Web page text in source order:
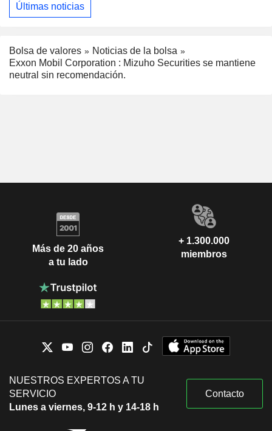
Últimas noticias
Bolsa de valores
Noticias de la bolsa
Exxon Mobil Corporation : Mizuho Securities se mantiene
neutral sin recomendación.
Más de 20 años
a tu lado
+ 1.300.000
miembros
NUESTROS EXPERTOS A TU
SERVICIO
Lunes a viernes, 9-12 h y 14-18 h
Contacto